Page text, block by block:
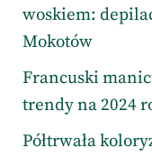
woskiem:
Mokotów
Francuski
trendy na 2024
Półtrwała